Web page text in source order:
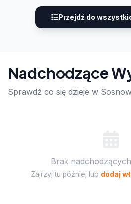
Przejdź do
Nadchodzące
Sprawdź co się dzieje w
Brak
Zajrzyj tu później lub dodaj